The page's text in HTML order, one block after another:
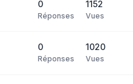
0
Réponses
1152
Vues
0
Réponses
1020
Vues